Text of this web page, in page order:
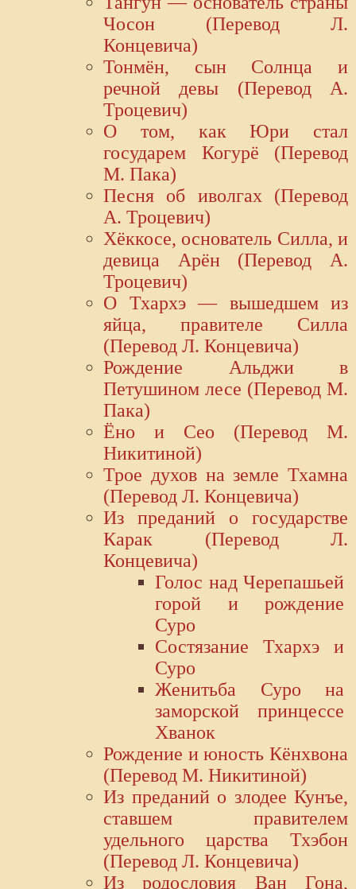
Чосон (Перевод Л.
Концевича)
Тонмён, сын Солнца и
речной девы (Перевод А.
Троцевич)
О том, как Юри стал
государем Когурё (Перевод
М. Пака)
Песня об иволгах (Перевод
А. Троцевич)
Хёккосе, основатель Силла, и
девица Арён (Перевод А.
Троцевич)
О Тхархэ — вышедшем из
яйца, правителе Силла
(Перевод Л. Концевича)
Рождение Альджи в
Петушином лесе (Перевод М.
Пака)
Ёно и Ceo (Перевод М.
Никитиной)
Трое духов на земле Тхамна
(Перевод Л. Концевича)
Из преданий о государстве
Карак (Перевод Л.
Концевича)
Голос над Черепашьей
горой и рождение
Суро
Cостязание Тхархэ и
Суро
Женитьба Суро на
заморской принцессе
Хванок
Рождение и юность Кёнхвона
(Перевод М. Никитиной)
Из преданий о злодее Кунъе,
ставшем правителем
удельного царства Тхэбон
(Перевод Л. Концевича)
Из родословия Ван Гона,